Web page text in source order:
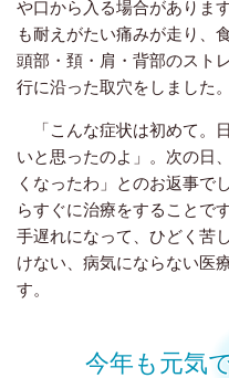
や口から入る場合がありま
も耐えがたい痛みが走り、
頭部・頚・肩・背部のスト
行に沿った取穴をしました。
「こんな症状は初めて。
いと思ったのよ」。次の日
くなったわ」とのお返事で
らすぐに治療をすることで
手遅れになって、ひどく苦
けない、病気にならない医
す。
今年も元気